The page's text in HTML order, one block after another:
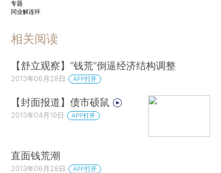
专题
同业解连环
相关阅读
【舒立观察】“钱荒”倒逼经济结构调整
2013年06月28日 APP打开
【封面报道】债市硕鼠
2013年04月19日 APP打开
直面钱荒潮
2013年06月28日 APP打开